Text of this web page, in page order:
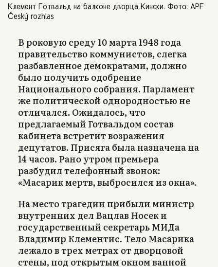
Клемент Готвальд на балконе дворца Кински. Фото: APF
Český rozhlas
В роковую среду 10 марта 1948 года
правительство коммунистов, слегка
разбавленное демократами, должно
было получить одобрение
Национального собрания. Парламент
же политической однородностью не
отличался. Ожидалось, что
предлагаемый Готвальдом состав
кабинета встретит возражения
депутатов. Присяга была назначена на
14 часов. Рано утром премьера
разбудил телефонный звонок:
«Масарик мертв, выбросился из окна».
На место трагедии прибыли министр
внутренних дел Вацлав Носек и
государственный секретарь МИДа
Владимир Клементис. Тело Масарика
лежало в трех метрах от дворцовой
стены, под открытым окном ванной